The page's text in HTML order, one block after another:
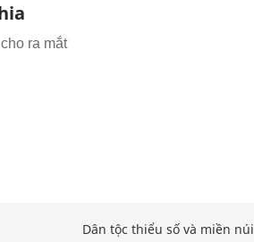
ra mắt
Dân tộc thiểu số và miền núi